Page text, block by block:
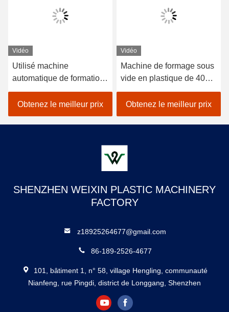
Vidéo
Utilisé machine
automatique de formation
sous vide en plastique à
ampoules pour fabriquer
des plaques jetables
Obtenez le meilleur prix
Vidéo
Machine de formage sous
vide en plastique de 4000
kg pour 0,12 mm à 2,0 mm
Obtenez le meilleur prix
SHENZHEN WEIXIN PLASTIC MACHINERY
FACTORY
z18925264677@gmail.com
86-189-2526-4677
101, bâtiment 1, n° 58, village Hengling, communauté
Nianfeng, rue Pingdi, district de Longgang, Shenzhen